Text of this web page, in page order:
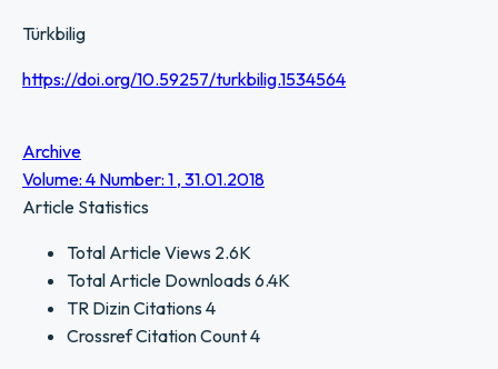
Türkbilig
https://doi.org/10.59257/turkbilig.1534564
Archive
Volume: 4 Number: 1 , 31.01.2018
Article Statistics
Total Article Views 2.6K
Total Article Downloads6.4K
TR Dizin Citations4
Crossref Citation Count4